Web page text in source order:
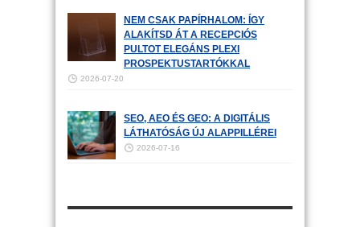
NEM CSAK PAPÍRHALOM: ÍGY
ALAKÍTSD ÁT A RECEPCIÓS
PULTOT ELEGÁNS PLEXI
PROSPEKTUSTARTÓKKAL
2026-07-20
SEO, AEO ÉS GEO: A DIGITÁLIS
LÁTHATÓSÁG ÚJ ALAPPILLÉREI
2026-07-16